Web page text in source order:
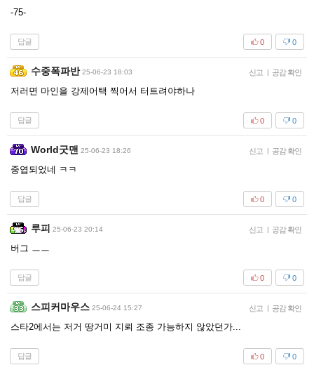
-75-
답글 0
0
수중폭파반 25-06-23 18:03 신고 | 공감 확인
저러면 마인을 강제어택 찍어서 터트려야하나
답글 0
0
World굿맨 25-06-23 18:26 신고 | 공감 확인
중엽되었네 ㅋㅋ
답글 0
0
루피 25-06-23 20:14 신고 | 공감 확인
버그 ㅡㅡ
답글 0
0
스피커마우스 25-06-24 15:27 신고 | 공감 확인
스타2에서는 저거 땅거미 지뢰 조종 가능하지 않았던가...
답글 0
0